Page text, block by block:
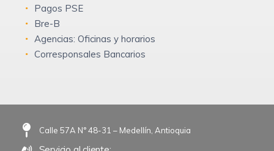
Pagos PSE
Bre-B
Agencias: Oficinas y horarios
Corresponsales Bancarios
Calle 57A N° 48-31 – Medellín, Antioquia